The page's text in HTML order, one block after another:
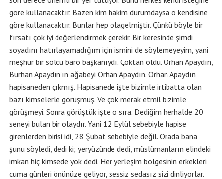
göre kullanacaktır. Bazen kim hakim durumdaysa o kendisine
göre kullanacaktır. Bunlar hep olagelmiştir. Çünkü böyle bir
fırsatı çok iyi değerlendirmek gerekir. Bir keresinde şimdi
soyadını hatırlayamadığım için ismini de söylemeyeyim, yani
meşhur bir solcu baro başkanıydı. Çoktan öldü. Orhan Apaydın,
Burhan Apaydın’ın ağabeyi Orhan Apaydın. Orhan Apaydın
hapisaneden çıkmış. Hapisanede işte bizimle irtibatta olan
bazı kimselerle görüşmüş. Ve çok merak etmil bizimle
görüşmeyi. Sonra görüştük işte o sıra. Dediğim herhalde 20
seneyi bulan bir olaydır. Yani 12 Eylül sebebiyle hapise
girenlerden birisi idi, 28 Şubat sebebiyle değil. Orada bana
şunu söyledi, dedi ki; yeryüzünde dedi, müslümanların elindeki
imkan hiç kimsede yok dedi. Her yerleşim bölgesinin erkekleri
cuma günleri önünüze geliyor, sessiz sedasız sizi dinliyorlar.